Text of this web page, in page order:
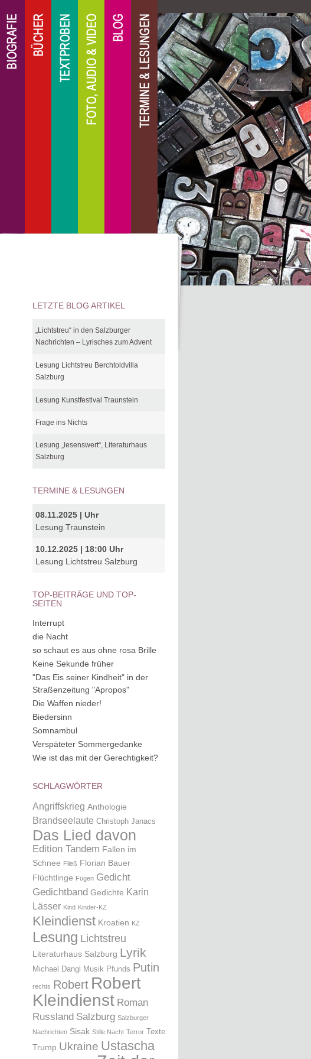
LETZTE BLOG ARTIKEL
„Lichtstreu“ in den Salzburger
Nachrichten – Lyrisches zum Advent
Lesung Lichtstreu Berchtoldvilla
Salzburg
Lesung Kunstfestival Traunstein
Frage ins Nichts
Lesung „lesenswert“, Literaturhaus
Salzburg
TERMINE & LESUNGEN
08.11.2025 | Uhr
Lesung Traunstein
10.12.2025 | 18:00 Uhr
Lesung Lichtstreu Salzburg
TOP-BEITRÄGE UND TOP-
SEITEN
Interrupt
die Nacht
so schaut es aus ohne rosa Brille
Keine Sekunde früher
"Das Eis seiner Kindheit" in der
Straßenzeitung "Apropos"
Die Waffen nieder!
Biedersinn
Somnambul
Verspäteter Sommergedanke
Wie ist das mit der Gerechtigkeit?
SCHLAGWÖRTER
Angriffskrieg Anthologie
Brandseelaute Christoph Janacs
Das Lied davon
Edition Tandem Fallen im
Schnee Fließ Florian Bauer
Flüchtlinge Fügen Gedicht
Gedichtband Gedichte Karin
Lässer Kind Kinder-KZ
Kleindienst Kroatien KZ
Lesung Lichtstreu
Literaturhaus Salzburg Lyrik
Michael Dangl Musik Pfunds Putin
rechts Robert Robert
Kleindienst Roman
Russland Salzburg Salzburger
Nachrichten Sisak Stille Nacht Terror Texte
Trump Ukraine Ustascha